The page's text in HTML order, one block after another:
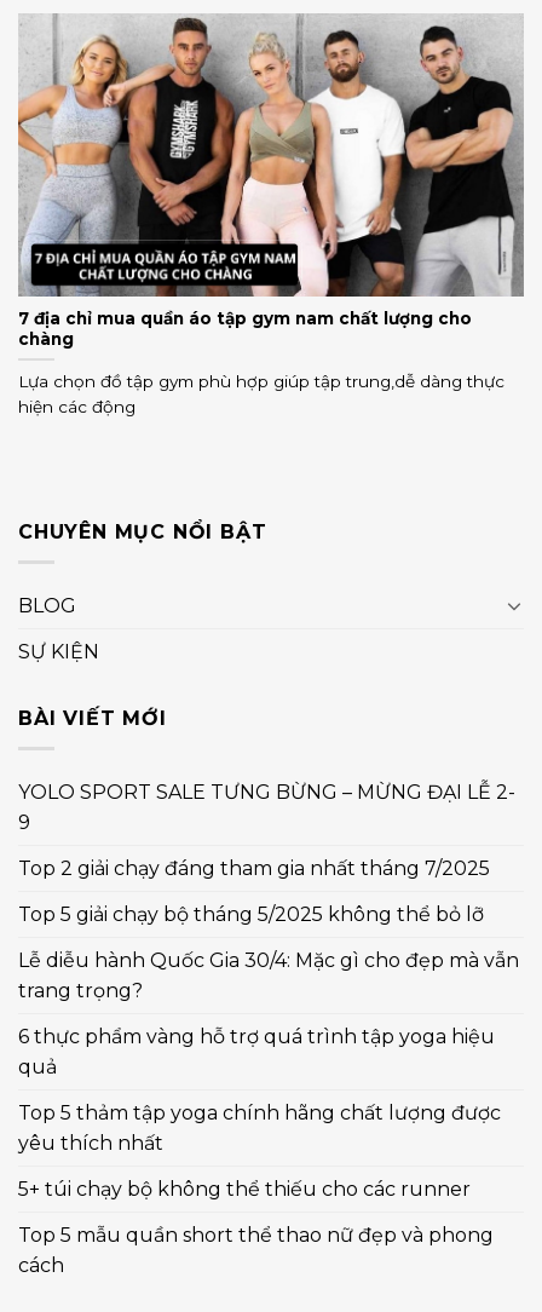
7 địa chỉ mua quần áo tập gym nam chất lượng cho
chàng
Lựa chọn đồ tập gym phù hợp giúp tập trung,dễ dàng thực
hiện các động
CHUYÊN MỤC NỔI BẬT
BLOG
SỰ KIỆN
BÀI VIẾT MỚI
YOLO SPORT SALE TƯNG BỪNG – MỪNG ĐẠI LỄ 2-
9
Top 2 giải chạy đáng tham gia nhất tháng 7/2025
Top 5 giải chạy bộ tháng 5/2025 không thể bỏ lỡ
Lễ diễu hành Quốc Gia 30/4: Mặc gì cho đẹp mà vẫn
trang trọng?
6 thực phẩm vàng hỗ trợ quá trình tập yoga hiệu
quả
Top 5 thảm tập yoga chính hãng chất lượng được
yêu thích nhất
5+ túi chạy bộ không thể thiếu cho các runner
Top 5 mẫu quần short thể thao nữ đẹp và phong
cách